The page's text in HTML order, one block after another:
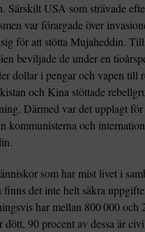
Särskilt USA som strävade
var förargade över
för att stötta Mujaheddin.
beviljade de under en
dollar i pengar och vapen till
och Kina stöttade
Därmed var det upplagt
kommunisterna och
som har mist livet i
det inte helt säkra
har mellan 800 000 och
dött, 90 procent av dessa är